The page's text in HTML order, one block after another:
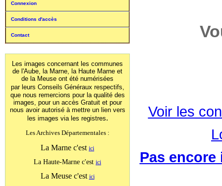
Connexion
Conditions d'accès
Contact
Les images concernant les communes
de l'Aube, la Marne, la Haute Marne et
de la Meuse ont été numérisées
par leurs Conseils Généraux respectifs,
que nous remercions pour la qualité des
images, pour un accès Gratuit et pour
nous avoir autorisé à mettre un lien vers
les images via les registres.
Les Archives Départementales :
La Marne c'est ici
La Haute-Marne c'est ici
La Meuse c'est ici
Voir les
Pas